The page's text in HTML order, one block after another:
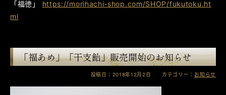
「福徳」 https://morihachi-shop.com/SHOP/fukutoku.ht
ml
「福あめ」「干支飴」販売開始のお知らせ
投稿日：2018年12月2日 カテゴリー： お知らせ